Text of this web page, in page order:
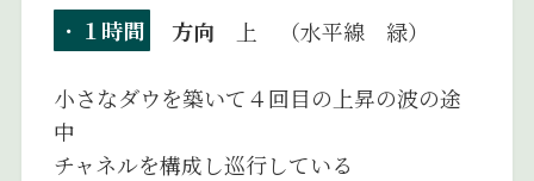
・ １時間 方向 上 （水平線 緑）
小さなダウを築いて４回目の上昇の波の途
中
チャネルを構成し巡行している